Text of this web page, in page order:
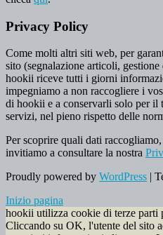
Privacy Policy
Come molti altri siti web, per
sito (segnalazione articoli,
hookii riceve tutti i giorni
impegniamo a non raccogliere i
di hookii e a conservarli solo per il
servizi, nel pieno rispetto delle
Per scoprire quali dati
invitiamo a consultare la nostra
Proudly powered by WordPress |
Inizio pagina
hookii utilizza cookie di terze parti
Cliccando su OK, l'utente del sito